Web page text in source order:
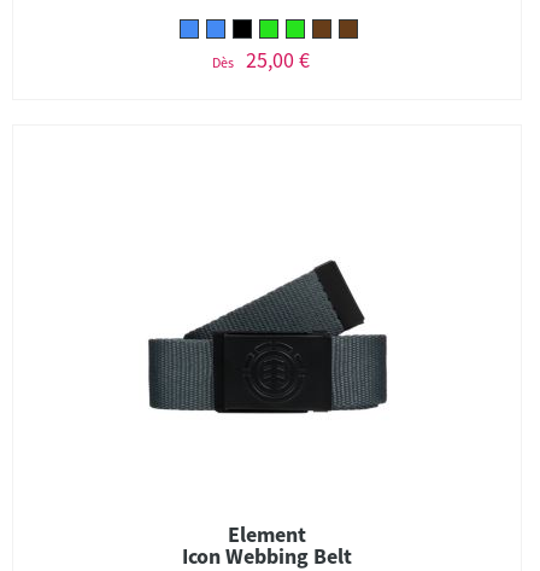
Dès 25,00 €
Element
Icon Webbing Belt